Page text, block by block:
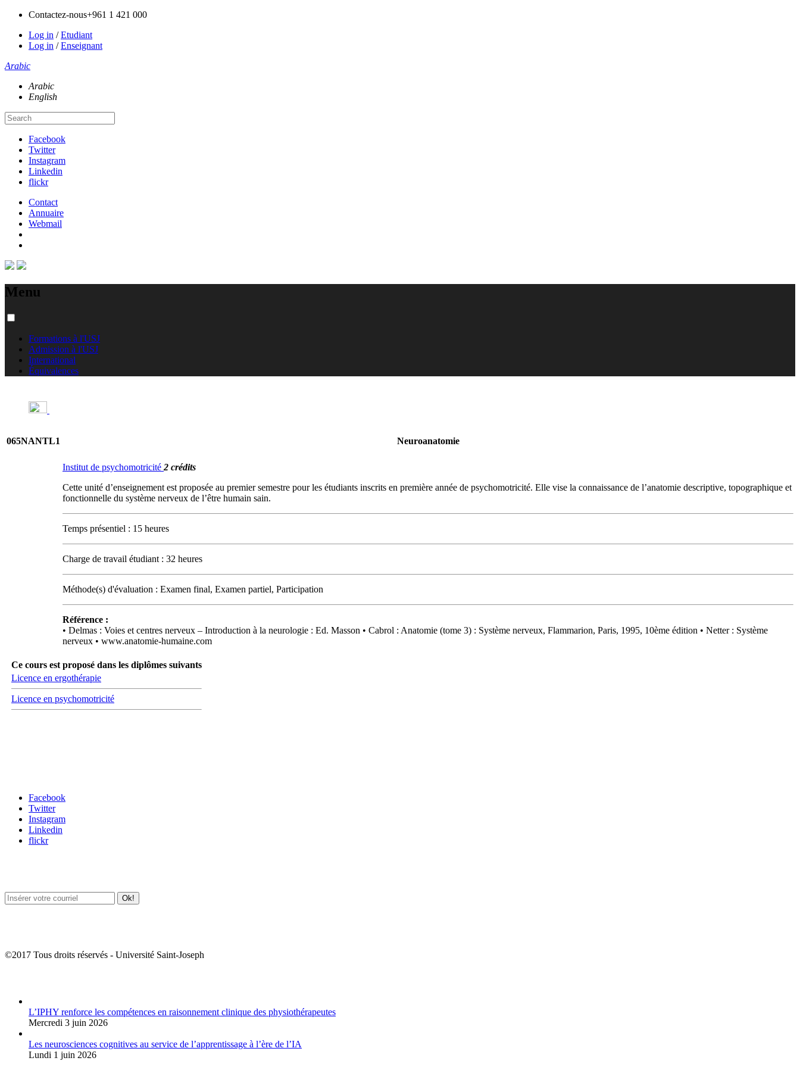
Contactez-nous+961 1 421 000
Log in /Etudiant
Log in /Enseignant
Arabic
Arabic
English
Facebook
Twitter
Instagram
Linkedin
flickr
Contact
Annuaire
Webmail
Menu
Formations à l'USJ
Admission à l'USJ
International
Équivalences
065NANTL1 Neuroanatomie
Institut de psychomotricité 2 crédits
Cette unité d’enseignement est proposée au premier semestre pour les étudiants inscrits en première année de psychomotricité. Elle vise la connaissance de l’anatomie descriptive, topographique et
fonctionnelle du système nerveux de l’être humain sain.
Temps présentiel : 15 heures
Charge de travail étudiant : 32 heures
Méthode(s) d'évaluation : Examen final, Examen partiel, Participation
Référence :
• Delmas : Voies et centres nerveux – Introduction à la neurologie : Ed. Masson • Cabrol : Anatomie (tome 3) : Système nerveux, Flammarion, Paris, 1995, 10ème édition • Netter : Système
nerveux • www.anatomie-humaine.com
Ce cours est proposé dans les diplômes suivants
Licence en ergothérapie
Licence en psychomotricité
Facebook
Twitter
Instagram
Linkedin
flickr
©2017 Tous droits réservés - Université Saint-Joseph
L’IPHY renforce les compétences en raisonnement clinique des physiothérapeutes
Mercredi 3 juin 2026
Les neurosciences cognitives au service de l’apprentissage à l’ère de l’IA
Lundi 1 juin 2026